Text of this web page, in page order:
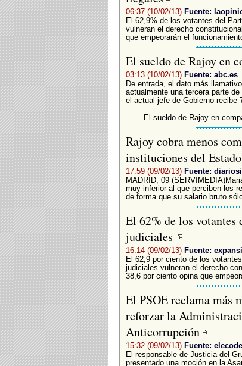
06:37 (10/02/13) Fuente:
El 62,9% de los votantes del
vulneran el derecho
que empeorarán el
El sueldo de Rajoy en
03:13 (10/02/13) Fuente: abc.es
De entrada, el dato más
actualmente una tercera parte
el actual jefe de Gobierno recibe
El sueldo de Rajoy en
Rajoy cobra menos
instituciones del Estado
17:59 (09/02/13) Fuente:
MADRID, 09
muy inferior al que perciben los
de forma que su salario bruto
El 62% de los votantes
judiciales
16:14 (09/02/13) Fuente:
El 62,9 por ciento de los
judiciales vulneran el derecho
38,6 por ciento opina que
El PSOE reclama más
reforzar la
Anticorrupción
15:32 (09/02/13) Fuente:
El responsable de Justicia del
presentado una moción en la